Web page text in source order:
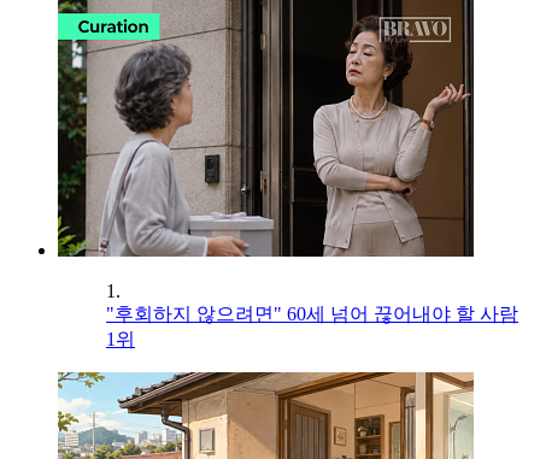
1.
"후회하지 않으려면" 60세 넘어 끊어내야 할 사람
1위